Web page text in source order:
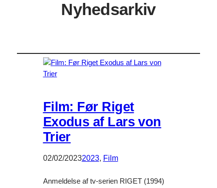
Nyhedsarkiv
Film: Før Riget
Exodus af Lars von
Trier
02/02/20232023, Film
Anmeldelse af tv-serien RIGET (1994)